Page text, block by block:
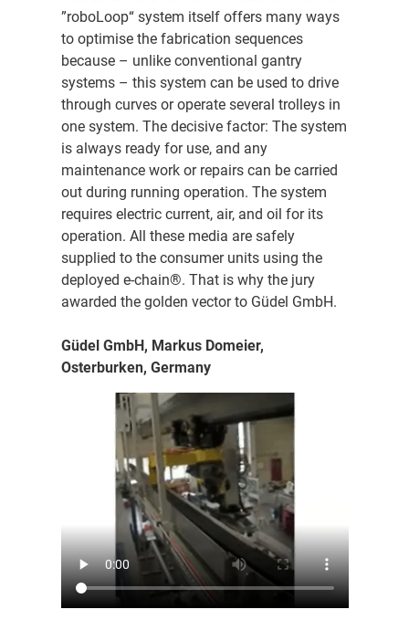
”roboLoop“ system itself offers many ways
to optimise the fabrication sequences
because – unlike conventional gantry
systems – this system can be used to drive
through curves or operate several trolleys in
one system. The decisive factor: The system
is always ready for use, and any
maintenance work or repairs can be carried
out during running operation. The system
requires electric current, air, and oil for its
operation. All these media are safely
supplied to the consumer units using the
deployed e-chain®. That is why the jury
awarded the golden vector to Güdel GmbH.
Güdel GmbH, Markus Domeier,
Osterburken, Germany